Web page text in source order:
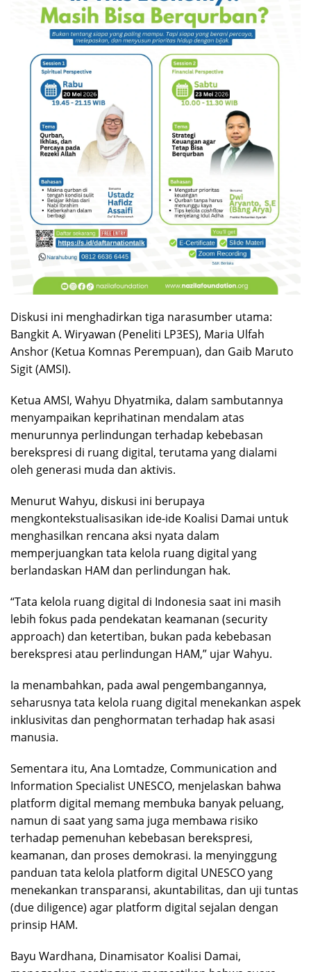
Diskusi ini menghadirkan tiga narasumber utama:
Bangkit A. Wiryawan (Peneliti LP3ES), Maria Ulfah
Anshor (Ketua Komnas Perempuan), dan Gaib Maruto
Sigit (AMSI).
Ketua AMSI, Wahyu Dhyatmika, dalam sambutannya
menyampaikan keprihatinan mendalam atas
menurunnya perlindungan terhadap kebebasan
berekspresi di ruang digital, terutama yang dialami
oleh generasi muda dan aktivis.
Menurut Wahyu, diskusi ini berupaya
mengkontekstualisasikan ide-ide Koalisi Damai untuk
menghasilkan rencana aksi nyata dalam
memperjuangkan tata kelola ruang digital yang
berlandaskan HAM dan perlindungan hak.
“Tata kelola ruang digital di Indonesia saat ini masih
lebih fokus pada pendekatan keamanan (security
approach) dan ketertiban, bukan pada kebebasan
berekspresi atau perlindungan HAM,” ujar Wahyu.
Ia menambahkan, pada awal pengembangannya,
seharusnya tata kelola ruang digital menekankan aspek
inklusivitas dan penghormatan terhadap hak asasi
manusia.
Sementara itu, Ana Lomtadze, Communication and
Information Specialist UNESCO, menjelaskan bahwa
platform digital memang membuka banyak peluang,
namun di saat yang sama juga membawa risiko
terhadap pemenuhan kebebasan berekspresi,
keamanan, dan proses demokrasi. Ia menyinggung
panduan tata kelola platform digital UNESCO yang
menekankan transparansi, akuntabilitas, dan uji tuntas
(due diligence) agar platform digital sejalan dengan
prinsip HAM.
Bayu Wardhana, Dinamisator Koalisi Damai,